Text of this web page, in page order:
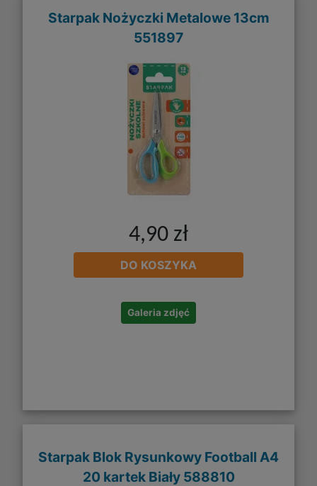
Starpak Nożyczki Metalowe 13cm
551897
4,90 zł
DO KOSZYKA
Galeria zdjęć
Starpak Blok Rysunkowy Football A4
20 kartek Biały 588810